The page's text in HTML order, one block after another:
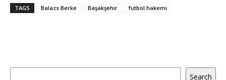
TAGS Balazs Berke Başakşehir futbol hakemi
Search